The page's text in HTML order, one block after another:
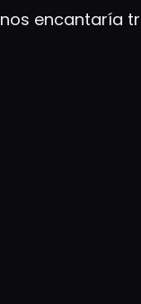
encantaría